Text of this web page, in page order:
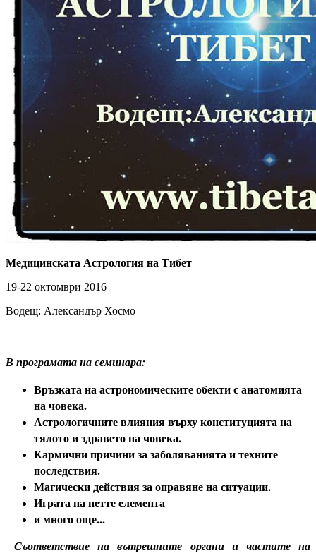
Медицинската Астрология на Тибет
19-22 октомври 2016
Водещ: Александър Хосмо
В програмата на семинара:
Връзката на астрономическите обекти с анатомията
на човека.
Астрологичните влияния върху конституцията на
тялото и здравето на човека.
Кармични причини за заболяванията и техните
последствия.
Магически действия за оправяне на ситуации.
Играта на петте елемента
и много още...
Съответствие на вътрешните органи и частите на